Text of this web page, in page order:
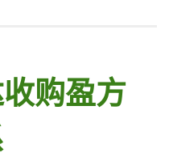
购盈方